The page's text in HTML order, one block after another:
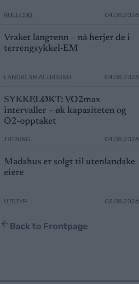
RULLESKI 04.08.2026
Vraket langrenn – nå herjer de i
terrengsykkel-EM
LANGRENN ALLROUND 04.08.2026
SYKKELØKT: VO2max
intervaller – øk kapasiteten og
O2-opptaket
TRENING 04.08.2026
Madshus er solgt til utenlandske
eiere
UTSTYR 03.08.2026
Back to Frontpage